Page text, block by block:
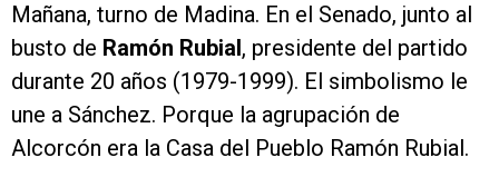
Mañana, turno de Madina. En el Senado, junto al
busto de Ramón Rubial, presidente del partido
durante 20 años (1979-1999). El simbolismo le
une a Sánchez. Porque la agrupación de
Alcorcón era la Casa del Pueblo Ramón Rubial.